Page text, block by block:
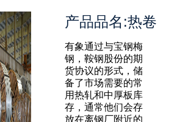
产品品名:热卷
有象通过与宝钢梅
钢，鞍钢股份的期
货协议的形式，储
备了市场需要的常
用热轧和中厚板库
存，通常他们会存
放在离钢厂附近的